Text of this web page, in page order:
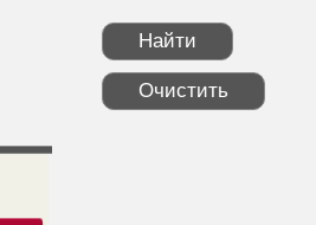
Найти
Очистить